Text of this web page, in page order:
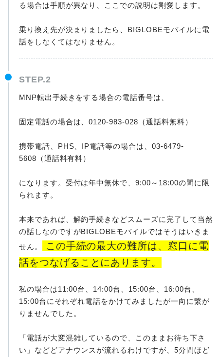
る場合は手順が異なり、ここでの説明は割愛します。
乗り換え先が決まりましたら、BIGLOBEモバイルに電
話をしなくてはなりません。
STEP.2
MNP転出手続きをする場合の電話番号は、
固定電話の場合は、0120-983-028（通話料無料）
携帯電話、PHS、IP電話等の場合は、03-6479-
5608（通話料有料）
になります。受付は年中無休で、9:00～18:00の間に限
られます。
本来であれば、解約手続きなどスムーズに完了して当然
の話しなのですがBIGLOBEモバイルではそうはいきま
せん。
この手続の最大の難所は、窓口に電
話をつなげることにあります。
私の場合は11:00台、14:00台、15:00台、16:00台、
15:00台にそれぞれ電話をかけてみましたが一向に繋が
りませんでした。
「電話が大変混雑しているので、このままお待ち下さ
い」などどアナウンスが流れるわけですが、5分間ほど